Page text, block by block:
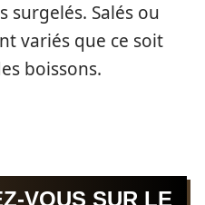
surgelés. Salés ou
variés que ce soit
boissons.
VOUS SUR LE